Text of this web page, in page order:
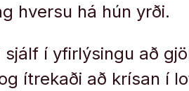
hversu há hún yrði.
í yfirlýsingu að
ítrekaði að krísan í